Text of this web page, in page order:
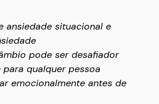
ansiedade situacional e
pode ser desafiador
qualquer pessoa
emocionalmente antes de